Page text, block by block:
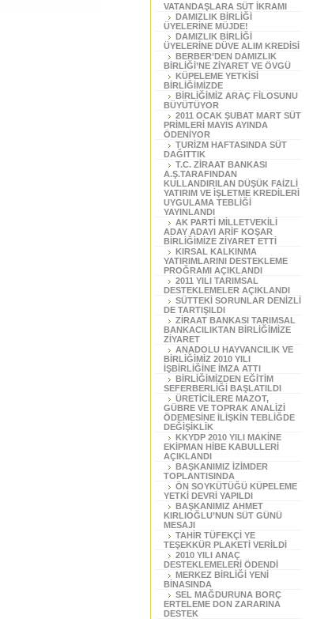
VATANDAŞLARA SÜT İKRAMI
DAMIZLIK BİRLİĞİ
ÜYELERİNE MÜJDE!
DAMIZLIK BİRLİĞİ
ÜYELERİNE DÜVE ALIM KREDİSİ
BERBER’DEN DAMIZLIK
BİRLİĞİ’NE ZİYARET VE ÖVGÜ
KÜPELEME YETKİSİ
BİRLİĞİMİZDE
BİRLİĞİMİZ ARAÇ FİLOSUNU
BÜYÜTÜYOR
2011 OCAK ŞUBAT MART SÜT
PRİMLERİ MAYIS AYINDA
ÖDENİYOR
TURİZM HAFTASINDA SÜT
DAĞITTIK
T.C. ZİRAAT BANKASI
A.Ş.TARAFINDAN
KULLANDIRILAN DÜŞÜK FAİZLİ
YATIRIM VE İŞLETME KREDİLERİ
UYGULAMA TEBLİĞİ
YAYINLANDI
AK PARTİ MİLLETVEKİLİ
ADAY ADAYI ARİF KOŞAR
BİRLİĞİMİZE ZİYARET ETTİ
KIRSAL KALKINMA
YATIRIMLARINI DESTEKLEME
PROĞRAMI AÇIKLANDI
2011 YILI TARIMSAL
DESTEKLEMELER AÇIKLANDI
SÜTTEKİ SORUNLAR DENİZLİ
DE TARTIŞILDI
ZİRAAT BANKASI TARIMSAL
BANKACILIKTAN BİRLİĞİMİZE
ZİYARET
ANADOLU HAYVANCILIK VE
BİRLİĞİMİZ 2010 YILI
İŞBİRLİĞİNE İMZA ATTI
BİRLİĞİMİZDEN EĞİTİM
SEFERBERLİĞİ BAŞLATILDI
ÜRETİCİLERE MAZOT,
GÜBRE VE TOPRAK ANALİZİ
ÖDEMESİNE İLİŞKİN TEBLİĞDE
DEĞİŞİKLİK
KKYDP 2010 YILI MAKİNE
EKİPMAN HİBE KABULLERİ
AÇIKLANDI
BAŞKANIMIZ İZİMDER
TOPLANTISINDA
ÖN SOYKÜTÜĞÜ KÜPELEME
YETKİ DEVRİ YAPILDI
BAŞKANIMIZ AHMET
KIRLIOĞLU’NUN SÜT GÜNÜ
MESAJI
TAHİR TÜFEKÇİ YE
TEŞEKKÜR PLAKETİ VERİLDİ
2010 YILI ANAÇ
DESTEKLEMELERİ ÖDENDİ
MERKEZ BİRLİĞİ YENİ
BİNASINDA
SEL MAĞDURUNA BORÇ
ERTELEME DON ZARARINA
DESTEK